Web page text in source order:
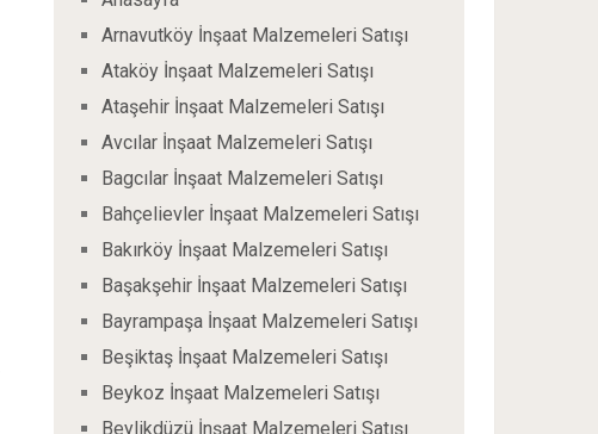
Arnavutköy İnşaat Malzemeleri Satışı
Ataköy İnşaat Malzemeleri Satışı
Ataşehir İnşaat Malzemeleri Satışı
Avcılar İnşaat Malzemeleri Satışı
Bagcılar İnşaat Malzemeleri Satışı
Bahçelievler İnşaat Malzemeleri Satışı
Bakırköy İnşaat Malzemeleri Satışı
Başakşehir İnşaat Malzemeleri Satışı
Bayrampaşa İnşaat Malzemeleri Satışı
Beşiktaş İnşaat Malzemeleri Satışı
Beykoz İnşaat Malzemeleri Satışı
Beylikdüzü İnşaat Malzemeleri Satışı